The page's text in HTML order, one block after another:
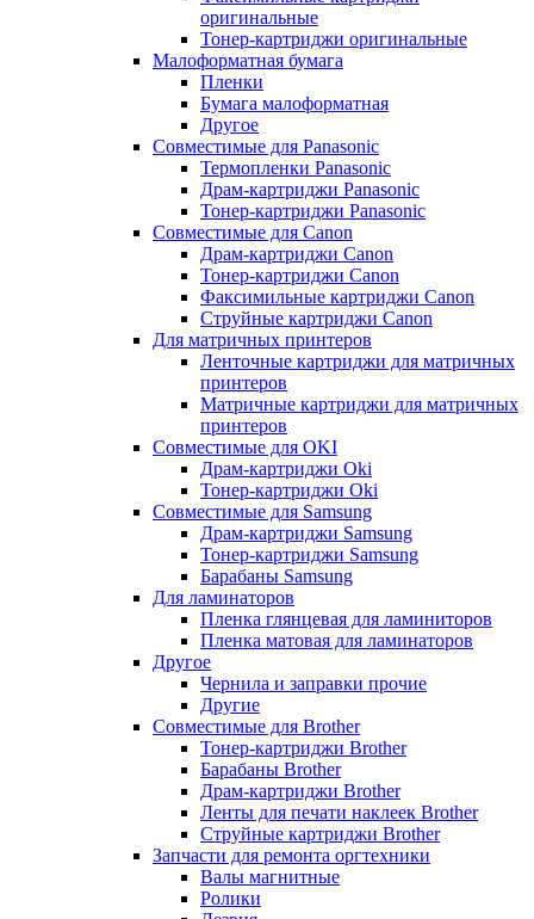
оригинальные
Тонер-картриджи оригинальные
Малоформатная бумага
Пленки
Бумага малоформатная
Другое
Совместимые для Panasonic
Термопленки Panasonic
Драм-картриджи Panasonic
Тонер-картриджи Panasonic
Совместимые для Canon
Драм-картриджи Canon
Тонер-картриджи Canon
Факсимильные картриджи Canon
Струйные картриджи Canon
Для матричных принтеров
Ленточные картриджи для матричных
принтеров
Матричные картриджи для матричных
принтеров
Совместимые для OKI
Драм-картриджи Oki
Тонер-картриджи Oki
Совместимые для Samsung
Драм-картриджи Samsung
Тонер-картриджи Samsung
Барабаны Samsung
Для ламинаторов
Пленка глянцевая для ламиниторов
Пленка матовая для ламинаторов
Другое
Чернила и заправки прочие
Другие
Совместимые для Brother
Тонер-картриджи Brother
Барабаны Brother
Драм-картриджи Brother
Ленты для печати наклеек Brother
Струйные картриджи Brother
Запчасти для ремонта оргтехники
Валы магнитные
Ролики